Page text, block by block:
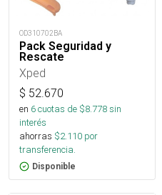
OD310702BA
Pack Seguridad y
Rescate
Xped
$ 52.670
en 6cuotas de $8.778sin
interés
ahorras $2.110 por
transferencia.
Disponible